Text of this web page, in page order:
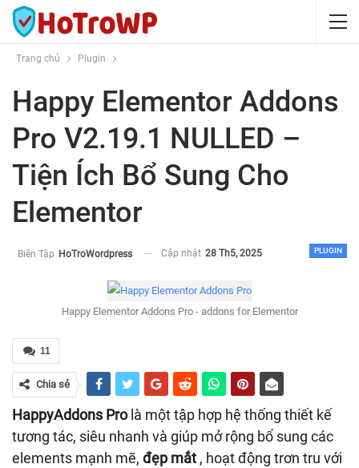
Trang chủ Plugin
Happy Elementor Addons
Pro V2.19.1 NULLED –
Tiện Ích Bổ Sung Cho
Elementor
PLUGIN
Biên Tập HoTroWordpress Cập nhật 28 Th5, 2025
Happy Elementor Addons Pro - addons for Elementor
11
Chia sẻ
HappyAddons Prolà một tập hợp hệ thống thiết kế
tương tác, siêu nhanh và giúp mở rộng bổ sung các
elements mạnh mẽ, đẹp mắt , hoạt động trơn tru với